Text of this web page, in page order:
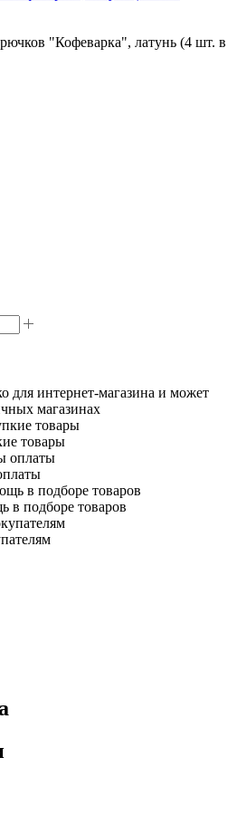
"Кофеварка", латунь (4 шт. в
для интернет-магазина и может
магазинах
товары
в подборе товаров